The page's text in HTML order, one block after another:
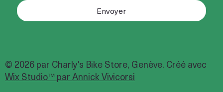
Envoyer
© 2026 par Charly's Bike Store, Genève. Créé avec
Wix Studio™ par Annick Vivicorsi